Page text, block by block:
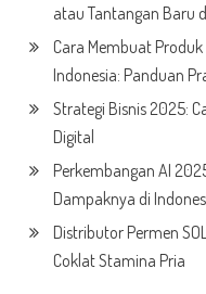
atau Tantangan Baru
Cara Membuat
Indonesia: Panduan
Strategi Bisnis 2025:
Digital
Perkembangan AI
Dampaknya di
Distributor Permen
Coklat Stamina Pria